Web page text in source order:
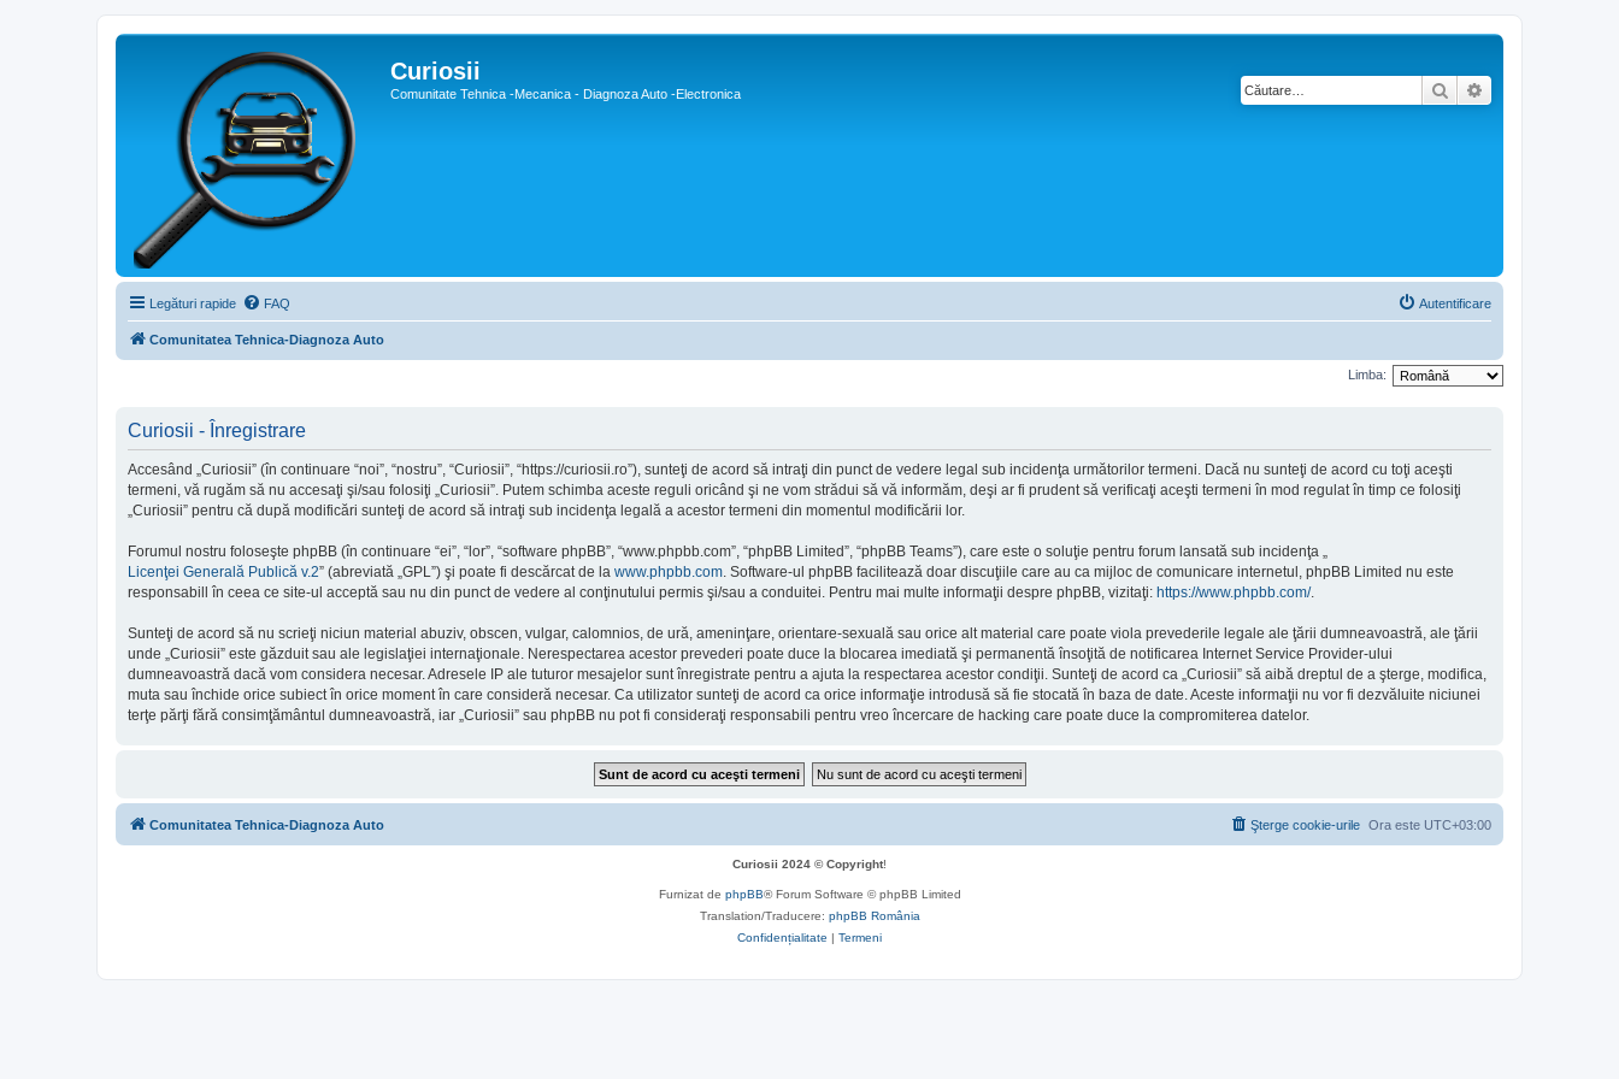
Curiosii
Comunitate Tehnica -Mecanica - Diagnoza Auto -Electronica Căutare
Legături rapide FAQ Autentificare
Comunitatea Tehnica-Diagnoza Auto
Limba:
Curiosii - Înregistrare
Accesând „Curiosii” (în continuare “noi”, “nostru”, “Curiosii”, “https://curiosii.ro”), sunteţi de acord să intraţi din punct de vedere legal sub incidenţa următorilor termeni. Dacă nu sunteţi de acord cu toţi aceşti
termeni, vă rugăm să nu accesaţi şi/sau folosiţi „Curiosii”. Putem schimba aceste reguli oricând şi ne vom strădui să vă informăm, deşi ar fi prudent să verificaţi aceşti termeni în mod regulat în timp ce folosiţi
„Curiosii” pentru că după modificări sunteţi de acord să intraţi sub incidenţa legală a acestor termeni din momentul modificării lor.
Forumul nostru foloseşte phpBB (în continuare “ei”, “lor”, “software phpBB”, “www.phpbb.com”, “phpBB Limited”, “phpBB Teams”), care este o soluţie pentru forum lansată sub incidenţa „
Licenţei Generală Publică v.2” (abreviată „GPL”) şi poate fi descărcat de la www.phpbb.com . Software-ul phpBB facilitează doar discuţiile care au ca mijloc de comunicare internetul, phpBB Limited nu este
responsabill în ceea ce site-ul acceptă sau nu din punct de vedere al conţinutului permis şi/sau a conduitei. Pentru mai multe informaţii despre phpBB, vizitaţi: https://www.phpbb.com/.
Sunteţi de acord să nu scrieţi niciun material abuziv, obscen, vulgar, calomnios, de ură, ameninţare, orientare-sexuală sau orice alt material care poate viola prevederile legale ale ţării dumneavoastră, ale ţării
unde „Curiosii” este găzduit sau ale legislaţiei internaţionale. Nerespectarea acestor prevederi poate duce la blocarea imediată şi permanentă însoţită de notificarea Internet Service Provider-ului
dumneavoastră dacă vom considera necesar. Adresele IP ale tuturor mesajelor sunt înregistrate pentru a ajuta la respectarea acestor condiţii. Sunteţi de acord ca „Curiosii” să aibă dreptul de a şterge, modifica,
muta sau închide orice subiect în orice moment în care consideră necesar. Ca utilizator sunteţi de acord ca orice informaţie introdusă să fie stocată în baza de date. Aceste informaţii nu vor fi dezvăluite niciunei
terţe părţi fără consimţământul dumneavoastră, iar „Curiosii” sau phpBB nu pot fi consideraţi responsabili pentru vreo încercare de hacking care poate duce la compromiterea datelor.
Comunitatea Tehnica-Diagnoza Auto Ora este UTC+03:00
Şterge cookie-urile
Curiosii 2024 © Copyright!
Furnizat de phpBB® Forum Software © phpBB Limited
Translation/Traducere: phpBB România
Confidențialitate | Termeni